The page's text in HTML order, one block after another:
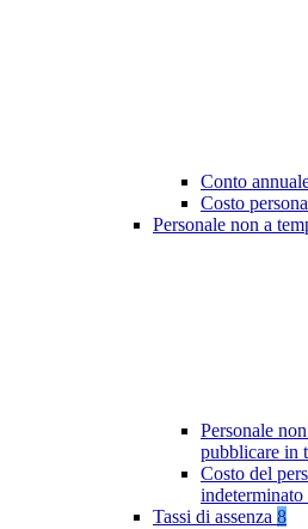
Conto
Costo
Personale non a
Personale
pubblicare in
Costo del
Tassi di assenza 8